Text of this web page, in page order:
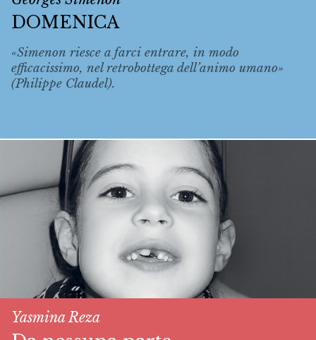
DOMENICA
«Simenon riesce a farci entrare, in modo
efficacissimo, nel retrobottega dell’animo umano»
(Philippe Claudel).
Yasmina Reza